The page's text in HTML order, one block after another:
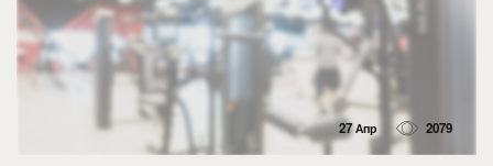
27 Апр 2079